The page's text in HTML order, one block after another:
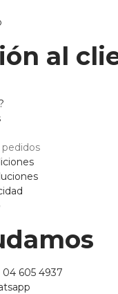
al
605 4937